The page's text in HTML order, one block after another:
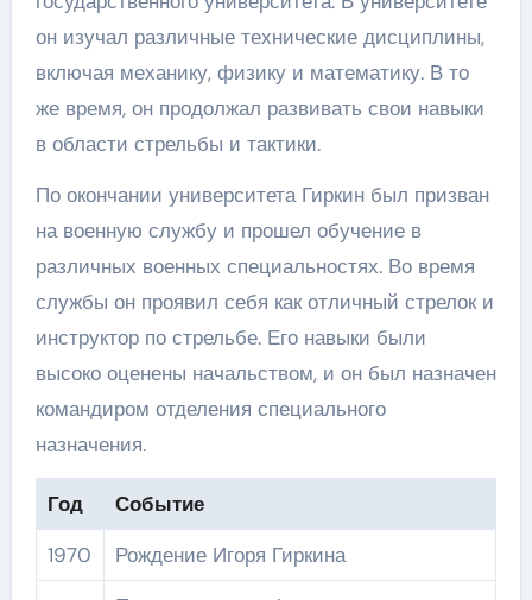
он изучал различные технические дисциплины,
включая механику, физику и математику. В то
же время, он продолжал развивать свои навыки
в области стрельбы и тактики.
По окончании университета Гиркин был призван
на военную службу и прошел обучение в
различных военных специальностях. Во время
службы он проявил себя как отличный стрелок и
инструктор по стрельбе. Его навыки были
высоко оценены начальством, и он был назначен
командиром отделения специального
назначения.
Год
Событие
1970
Рождение Игоря Гиркина